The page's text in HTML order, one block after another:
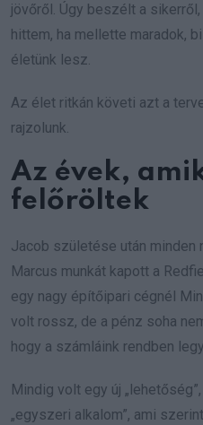
jövőről. Úgy beszélt a
hittem, ha mellette maradok,
életünk lesz.
Az élet ritkán követi azt a
rajzolunk.
Az évek,
felőröltek
Jacob születése után minden
Marcus munkát kapott a
egy nagy építőipari cégnél
volt rossz, de a pénz soha
hogy a számláink rendben
Mindig volt egy új
„egyszeri alkalom”, ami